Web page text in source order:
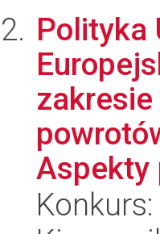
Polityka
zakresie
Aspekty
Konkurs: